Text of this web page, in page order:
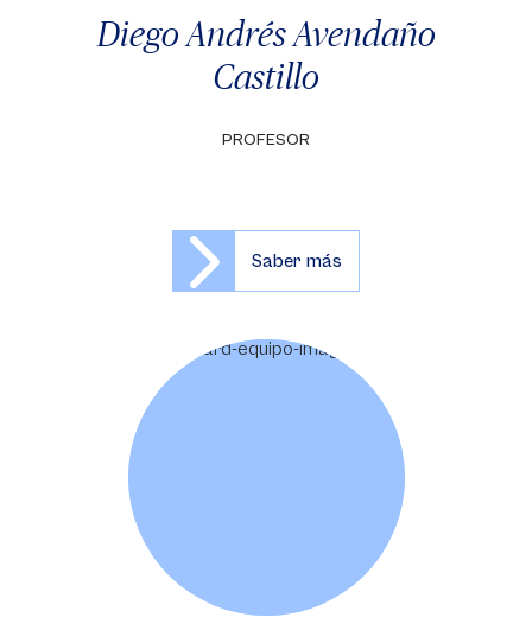
Diego Andrés Avendaño
Castillo
PROFESOR
Saber más